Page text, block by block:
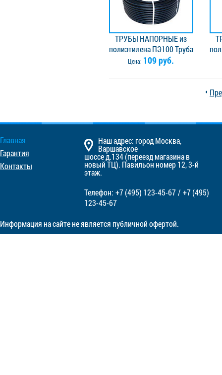
ТРУБЫ НАПОРНЫЕ из
полиэтилена ПЭ100 Труба
напорн. ПЭ100 DN32х2,4
полосой, метровая
Цена: 109 руб.
Главная
Гарантия
Контакты
Наш адрес: город Москва,
Варшавское
шоссе д.134 (переезд магазина в
новый ТЦ). Павильон номер 12, 3-й
этаж.
Телефон: +7 (495) 123-45-67/ +7 (495)
123-45-67
Информация на сайте не является публичной офертой.